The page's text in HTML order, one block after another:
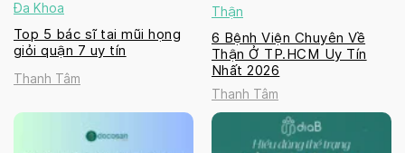
Đa Khoa
Top 5 bác sĩ tai mũi họng
giỏi quận 7 uy tín
Thanh Tâm
Thận
6 Bệnh Viện Chuyên Về
Thận Ở TP.HCM Uy Tín
Nhất 2026
Thanh Tâm